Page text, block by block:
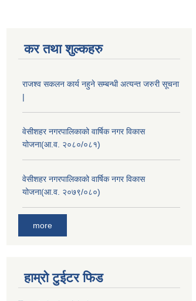
कर तथा शुल्कहरु
राजश्व सकलन कार्य नहुने सम्बन्धी अत्यन्त जरुरी सूचना
|
वेसीशहर नगरपालिकाको वार्षिक नगर विकास
योजना(आ.व. २०८०/०८१)
वेसीशहर नगरपालिकाको वार्षिक नगर विकास
योजना(आ.व. २०७९/०८०)
more
हाम्रो टुईटर फिड